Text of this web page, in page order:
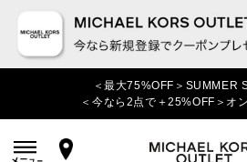
＜最大75%OFF＞SUMMER
＜今なら2点で＋25%OFF＞オ